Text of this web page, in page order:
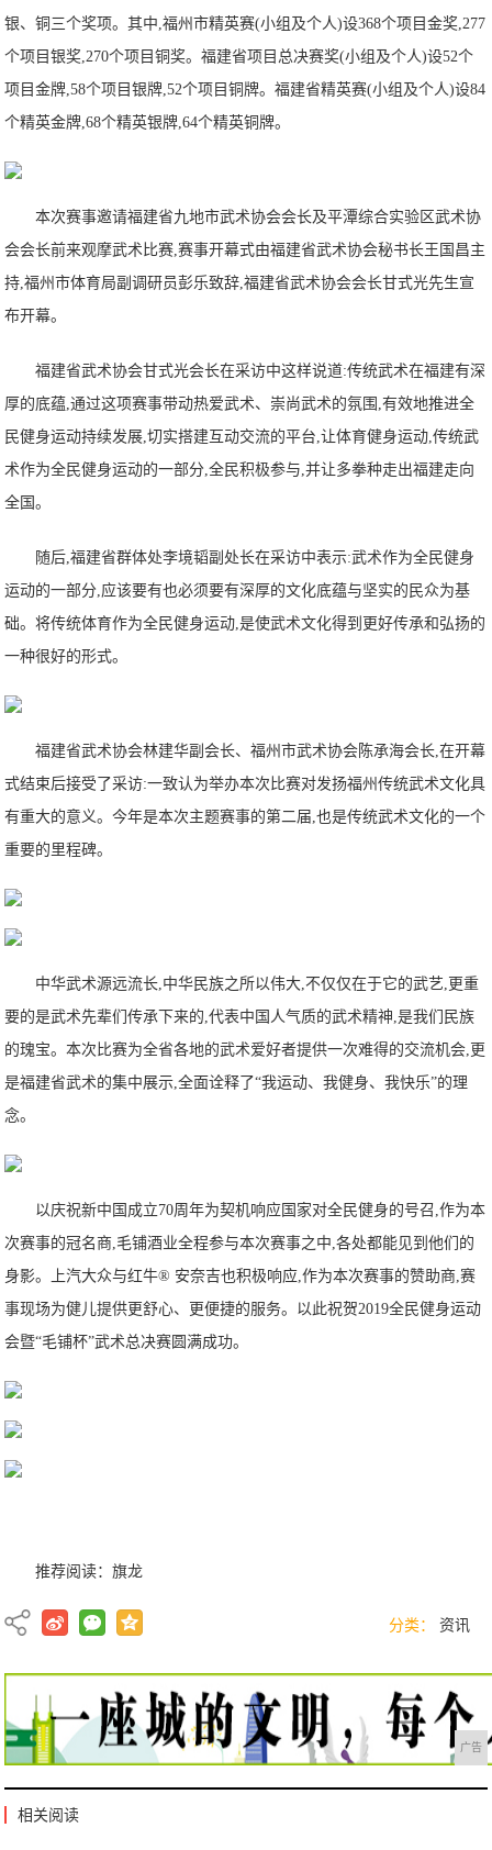
银、铜三个奖项。其中,福州市精英赛(小组及个人)设368个项目金奖,277
个项目银奖,270个项目铜奖。福建省项目总决赛奖(小组及个人)设52个
项目金牌,58个项目银牌,52个项目铜牌。福建省精英赛(小组及个人)设84
个精英金牌,68个精英银牌,64个精英铜牌。
本次赛事邀请福建省九地市武术协会会长及平潭综合实验区武术协
会会长前来观摩武术比赛,赛事开幕式由福建省武术协会秘书长王国昌主
持,福州市体育局副调研员彭乐致辞,福建省武术协会会长甘式光先生宣
布开幕。
福建省武术协会甘式光会长在采访中这样说道:传统武术在福建有深
厚的底蕴,通过这项赛事带动热爱武术、崇尚武术的氛围,有效地推进全
民健身运动持续发展,切实搭建互动交流的平台,让体育健身运动,传统武
术作为全民健身运动的一部分,全民积极参与,并让多拳种走出福建走向
全国。
随后,福建省群体处李境韬副处长在采访中表示:武术作为全民健身
运动的一部分,应该要有也必须要有深厚的文化底蕴与坚实的民众为基
础。将传统体育作为全民健身运动,是使武术文化得到更好传承和弘扬的
一种很好的形式。
福建省武术协会林建华副会长、福州市武术协会陈承海会长,在开幕
式结束后接受了采访:一致认为举办本次比赛对发扬福州传统武术文化具
有重大的意义。今年是本次主题赛事的第二届,也是传统武术文化的一个
重要的里程碑。
中华武术源远流长,中华民族之所以伟大,不仅仅在于它的武艺,更重
要的是武术先辈们传承下来的,代表中国人气质的武术精神,是我们民族
的瑰宝。本次比赛为全省各地的武术爱好者提供一次难得的交流机会,更
是福建省武术的集中展示,全面诠释了“我运动、我健身、我快乐”的理
念。
以庆祝新中国成立70周年为契机响应国家对全民健身的号召,作为本
次赛事的冠名商,毛铺酒业全程参与本次赛事之中,各处都能见到他们的
身影。上汽大众与红牛® 安奈吉也积极响应,作为本次赛事的赞助商,赛
事现场为健儿提供更舒心、更便捷的服务。以此祝贺2019全民健身运动
会暨“毛铺杯”武术总决赛圆满成功。
推荐阅读：旗龙
分类： 资讯
广告
相关阅读